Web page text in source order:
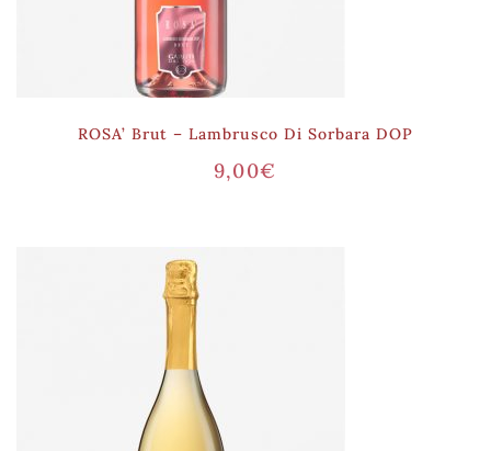
ROSA’ Brut – Lambrusco Di Sorbara DOP
9,00€